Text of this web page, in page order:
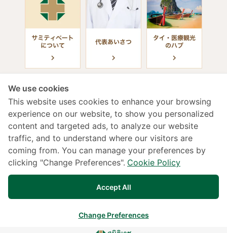
診療受付時間
年中無休 / 24時間（日本語対応）
02-022-2222
133 Sukhumvit 49, Klongtan Nua,Vadhana,
We use cookies
This website uses cookies to enhance your browsing
experience on our website, to show you personalized
content and targeted ads, to analyze our website
traffic, and to understand where our visitors are
coming from. You can manage your preferences by
clicking "Change Preferences". Cookie Policy
Accept All
Change Preferences